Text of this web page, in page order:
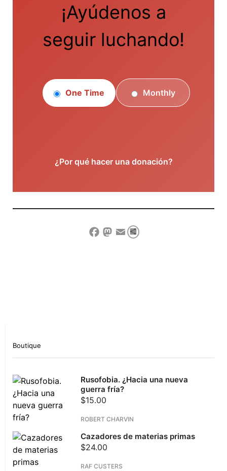
¡Ayúdenos a
seguir luchando!
One Time Monthly
¿Por qué hacer una donación?
Facebook
Mastodon
Email
Compartir
Boutique
Rusofobia. ¿Hacia una nueva
guerra fría?
$15.00
ROBERT CHARVIN
Cazadores de materias primas
$24.00
RAF CUSTERS